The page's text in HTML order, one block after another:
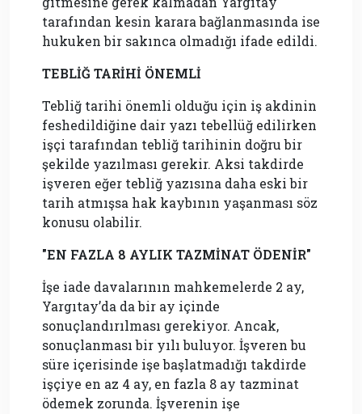
tarafından kesin karara bağlanmasında ise
hukuken bir sakınca olmadığı ifade edildi.
TEBLİĞ TARİHİ ÖNEMLİ
Tebliğ tarihi önemli olduğu için iş akdinin
feshedildiğine dair yazı tebellüğ edilirken
işçi tarafından tebliğ tarihinin doğru bir
şekilde yazılması gerekir. Aksi takdirde
işveren eğer tebliğ yazısına daha eski bir
tarih atmışsa hak kaybının yaşanması söz
konusu olabilir.
"EN FAZLA 8 AYLIK TAZMİNAT ÖDENİR"
İşe iade davalarının mahkemelerde 2 ay,
Yargıtay’da da bir ay içinde
sonuçlandırılması gerekiyor. Ancak,
sonuçlanması bir yılı buluyor. İşveren bu
süre içerisinde işe başlatmadığı takdirde
işçiye en az 4 ay, en fazla 8 ay tazminat
ödemek zorunda. İşverenin işe